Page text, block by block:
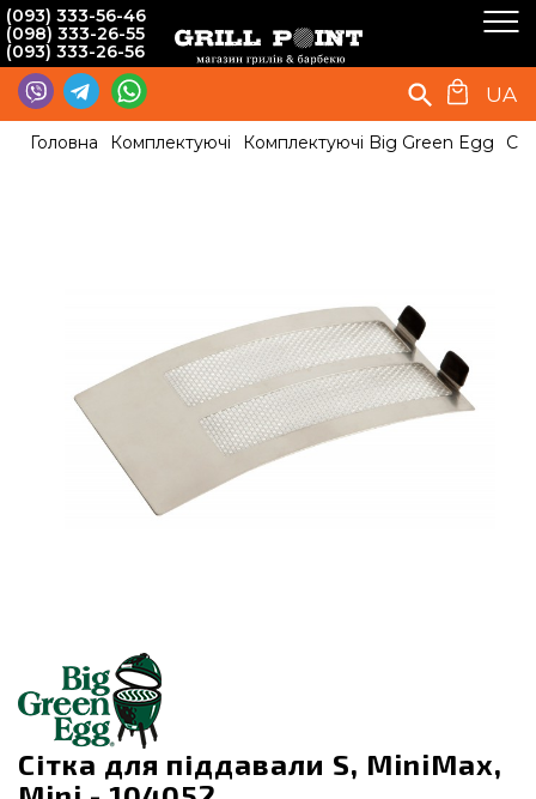
(093) 333-56-46
(098) 333-26-55
(093) 333-26-56
UA
Головна Комплектуючі Комплектуючі Big Green Egg
Сітка для піддавали S, MiniMax,